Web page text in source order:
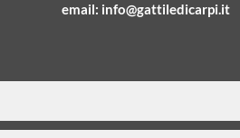
email: info@gattiledicarpi.it